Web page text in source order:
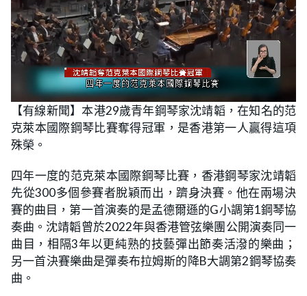
U
n
m
t
e
L
o
a
d
e
d
0
2
%
【有線新聞】本港29歲青年鋼琴家沈靖韜，在知名的范
克萊本國際鋼琴比賽奪得冠軍，是香港第一人贏得這項
殊榮。
四年一度的范克萊本國際鋼琴比賽，香港鋼琴家沈靖韜
先從300多個參賽者脫穎而出，躋身決賽。他在兩場決
賽的曲目，第一首演奏的是孟德爾遜的G小調第1鋼琴協
奏曲。沈靖韜曾於2022年與香港管弦樂團公開演奏同一
曲目，相隔3年以更純熟的技藝彈出節奏活潑的樂曲；
另一首決賽樂曲是彈奏布拉姆斯的降B大調第2鋼琴協奏
曲。